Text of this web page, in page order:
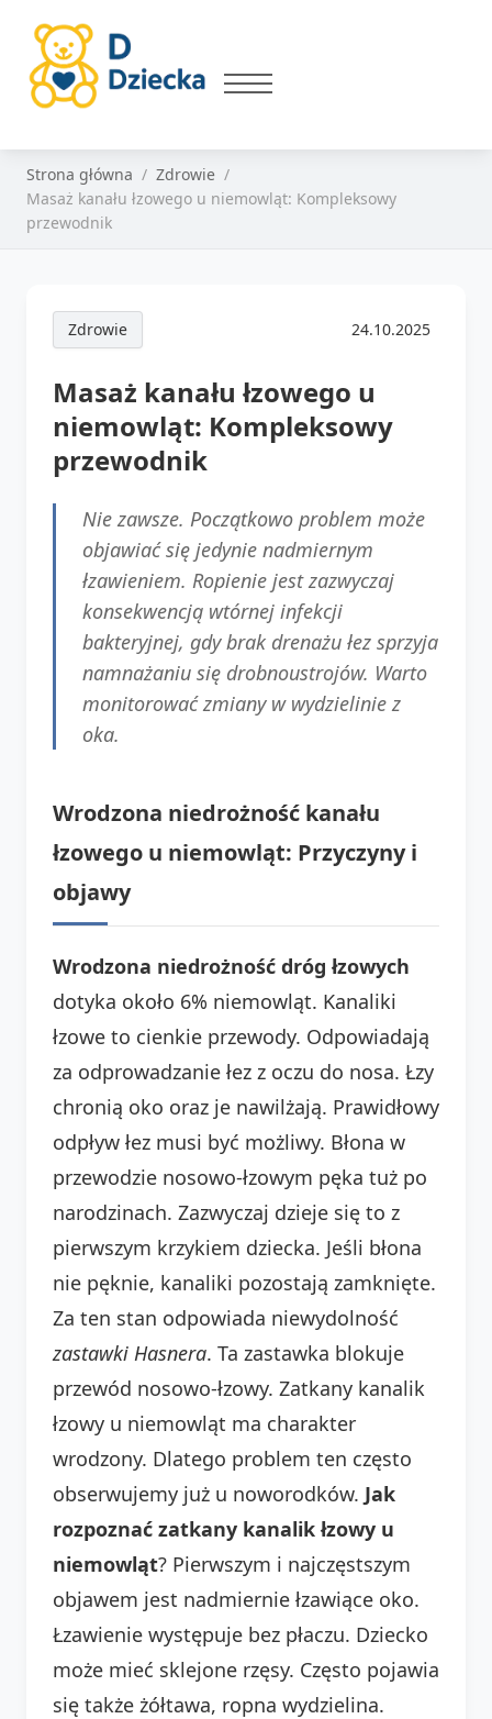
Strona główna
Zdrowie
Masaż kanału łzowego u niemowląt: Kompleksowy
przewodnik
Zdrowie 24.10.2025
Masaż kanału łzowego u
niemowląt: Kompleksowy
przewodnik
Nie zawsze. Początkowo problem może
objawiać się jedynie nadmiernym
łzawieniem. Ropienie jest zazwyczaj
konsekwencją wtórnej infekcji
bakteryjnej, gdy brak drenażu łez sprzyja
namnażaniu się drobnoustrojów. Warto
monitorować zmiany w wydzielinie z
oka.
Wrodzona niedrożność kanału
łzowego u niemowląt: Przyczyny i
objawy
Wrodzona niedrożność dróg łzowych
dotyka około 6% niemowląt. Kanaliki
łzowe to cienkie przewody. Odpowiadają
za odprowadzanie łez z oczu do nosa. Łzy
chronią oko oraz je nawilżają. Prawidłowy
odpływ łez musi być możliwy. Błona w
przewodzie nosowo-łzowym pęka tuż po
narodzinach. Zazwyczaj dzieje się to z
pierwszym krzykiem dziecka. Jeśli błona
nie pęknie, kanaliki pozostają zamknięte.
Za ten stan odpowiada niewydolność
zastawki Hasnera. Ta zastawka blokuje
przewód nosowo-łzowy. Zatkany kanalik
łzowy u niemowląt ma charakter
wrodzony. Dlatego problem ten często
obserwujemy już u noworodków. Jak
rozpoznać zatkany kanalik łzowy u
niemowląt? Pierwszym i najczęstszym
objawem jest nadmiernie łzawiące oko.
Łzawienie występuje bez płaczu. Dziecko
może mieć sklejone rzęsy. Często pojawia
się także żółtawa, ropna wydzielina.